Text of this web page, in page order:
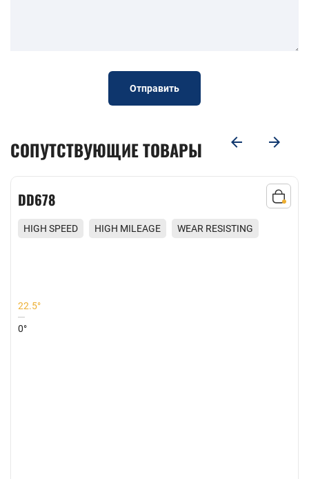
Отправить
СОПУТСТВУЮЩИЕ ТОВАРЫ
DD678
HIGH SPEED HIGH MILEAGE
WEAR RESISTING
22.5°
0°